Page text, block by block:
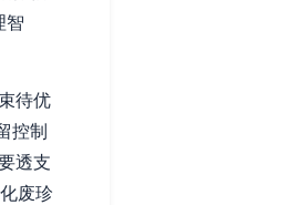
智
待优
控制
透支
废珍